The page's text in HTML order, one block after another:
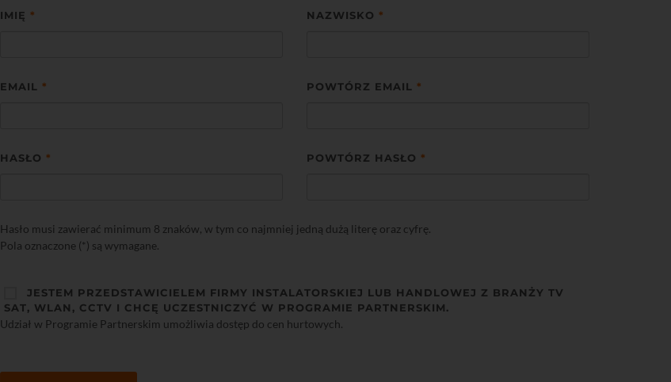
IMIĘ * NAZWISKO *
EMAIL * POWTÓRZ EMAIL *
HASŁO * POWTÓRZ HASŁO *
Hasło musi zawierać minimum 8 znaków, w tym co najmniej jedną dużą literę oraz cyfrę.
Pola oznaczone (*) są wymagane.
JESTEM PRZEDSTAWICIELEM FIRMY INSTALATORSKIEJ LUB HANDLOWEJ Z BRANŻY TV
SAT, WLAN, CCTV I CHCĘ UCZESTNICZYĆ W PROGRAMIE PARTNERSKIM.
Udział w Programie Partnerskim umożliwia dostęp do cen hurtowych.